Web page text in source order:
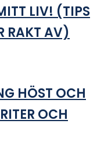
LIV! (TIPS
RAKT AV)
HÖST OCH
OCH